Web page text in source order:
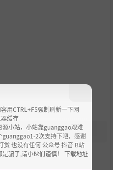
用CTRL+F5强制刷新一下网
缓存 ----------------------------------
源小站，小站靠guanggao艰难
guanggao1-2次支持下吧，感谢
赏 也没有任何 公众号 抖音 B站
骗子,请小伙们谨慎！ 下载地址